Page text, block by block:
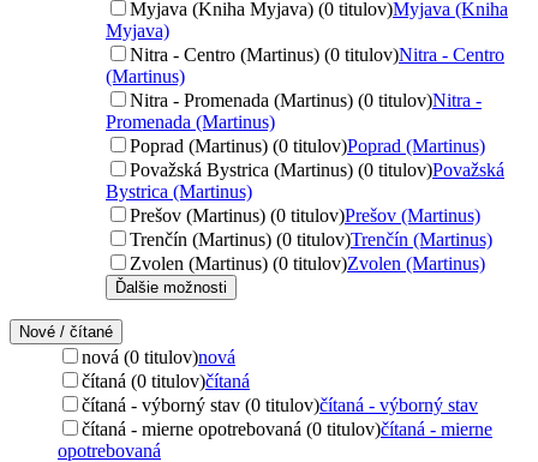
Myjava (Kniha Myjava) (0 titulov)Myjava (Kniha
Myjava)
Nitra - Centro (Martinus) (0 titulov)Nitra - Centro
(Martinus)
Nitra - Promenada (Martinus) (0 titulov)Nitra -
Promenada (Martinus)
Poprad (Martinus) (0 titulov)Poprad (Martinus)
Považská Bystrica (Martinus) (0 titulov)Považská
Bystrica (Martinus)
Prešov (Martinus) (0 titulov)Prešov (Martinus)
Trenčín (Martinus) (0 titulov)Trenčín (Martinus)
Zvolen (Martinus) (0 titulov)Zvolen (Martinus)
Ďalšie možnosti
Nové / čítané
nová (0 titulov)nová
čítaná (0 titulov)čítaná
čítaná - výborný stav (0 titulov)čítaná - výborný stav
čítaná - mierne opotrebovaná (0 titulov)čítaná - mierne
opotrebovaná